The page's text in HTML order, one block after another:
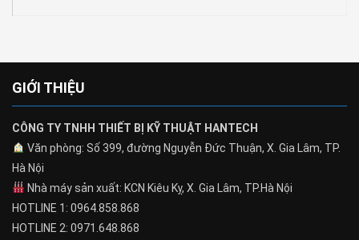
GIỚI THIỆU
CÔNG TY TNHH THIẾT BỊ KỸ THUẬT HANTECH
Văn phòng: Số 399, đường Nguyễn Đức Thuận, X. Gia Lâm, TP.
Hà Nội
Nhà máy sản xuất: KCN Kiêu Kỵ, X. Gia Lâm, TP.Hà Nội
HOTLINE 1: 0964.858.868
HOTLINE 2: 0971.648.868